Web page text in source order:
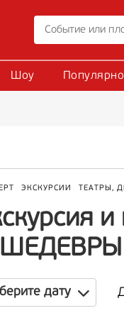
Шоу
ЭКСКУРСИИ ТЕАТРЫ,
дату